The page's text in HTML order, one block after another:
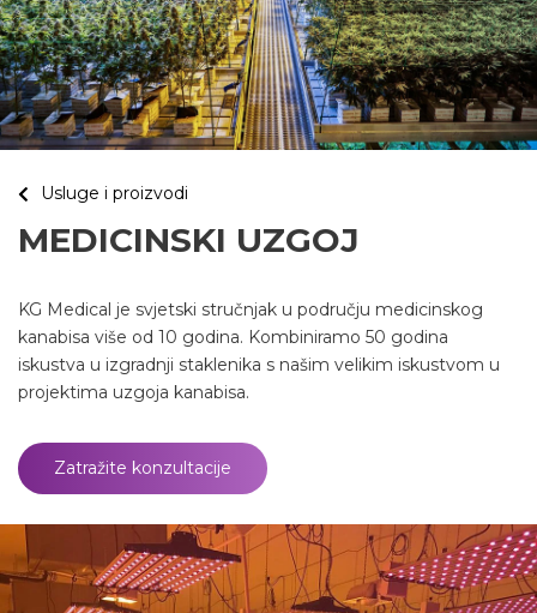
Usluge i proizvodi
MEDICINSKI UZGOJ
KG Medical je svjetski stručnjak u području medicinskog
kanabisa više od 10 godina. Kombiniramo 50 godina
iskustva u izgradnji staklenika s našim velikim iskustvom u
projektima uzgoja kanabisa.
Zatražite konzultacije